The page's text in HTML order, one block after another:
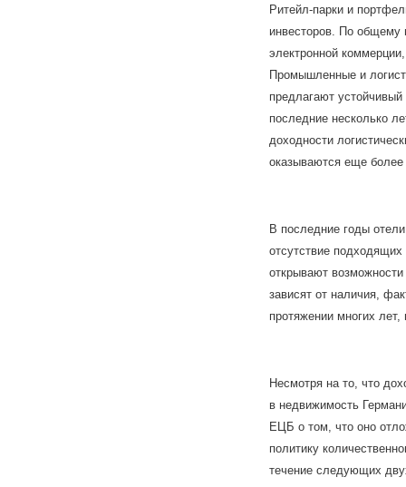
Ритейл-парки и
инвесторов. По общему
электронной
Промышленные и
предлагают
последние несколько
доходности
оказываются еще
В последние годы
отсутствие
открывают
зависят от наличия,
протяжении многих
Несмотря на то, что
в недвижимость
ЕЦБ о том, что оно
политику
течение следующих